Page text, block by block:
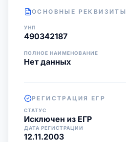
ОСНОВНЫЕ РЕКВИЗИТЫ
УНП
490342187
ПОЛНОЕ НАИМЕНОВАНИЕ
Нет данных
РЕГИСТРАЦИЯ ЕГР
СТАТУС
Исключен из ЕГР
ДАТА РЕГИСТРАЦИИ
12.11.2003